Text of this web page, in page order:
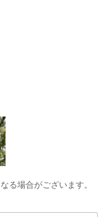
る場合がございます。